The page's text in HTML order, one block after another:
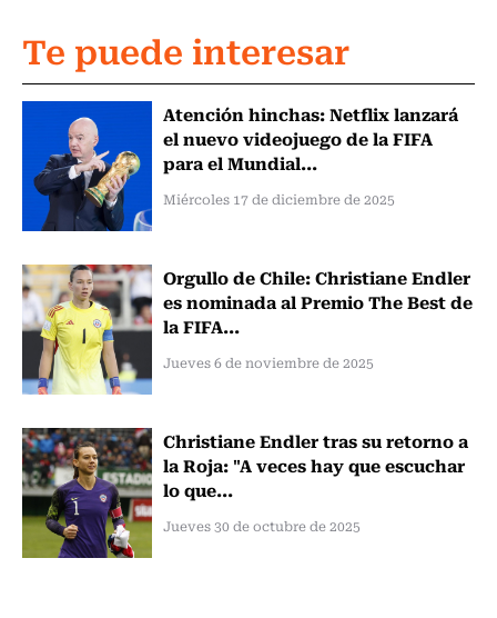
Te puede interesar
Atención hinchas: Netflix lanzará
el nuevo videojuego de la FIFA
para el Mundial...
Miércoles 17 de diciembre de 2025
Orgullo de Chile: Christiane Endler
es nominada al Premio The Best de
la FIFA...
Jueves 6 de noviembre de 2025
Christiane Endler tras su retorno a
la Roja: "A veces hay que escuchar
lo que...
Jueves 30 de octubre de 2025